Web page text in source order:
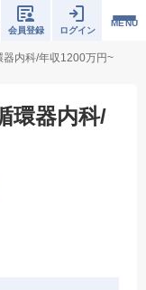
MENU
会員登録 ログイン
器内科/年収1200万円~
環器内科/